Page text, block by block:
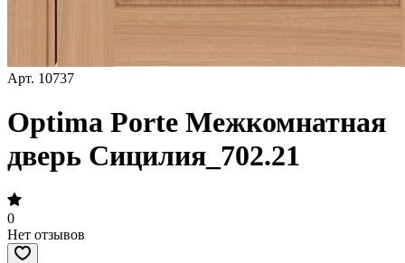
Арт. 10737
Optima Porte Межкомнатная
дверь Сицилия_702.21
0
Нет отзывов